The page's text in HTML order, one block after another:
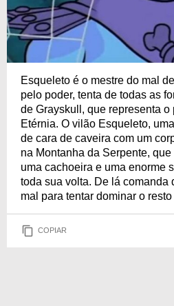
Esqueleto é o mestre do mal
pelo poder, tenta de todas as
de Grayskull, que representa o
Etérnia. O vilão Esqueleto,
de cara de caveira com um
na Montanha da Serpente,
uma cachoeira e uma enorme
toda sua volta. De lá comanda
mal para tentar dominar o
COPIAR